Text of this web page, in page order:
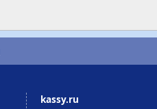
kassy.ru